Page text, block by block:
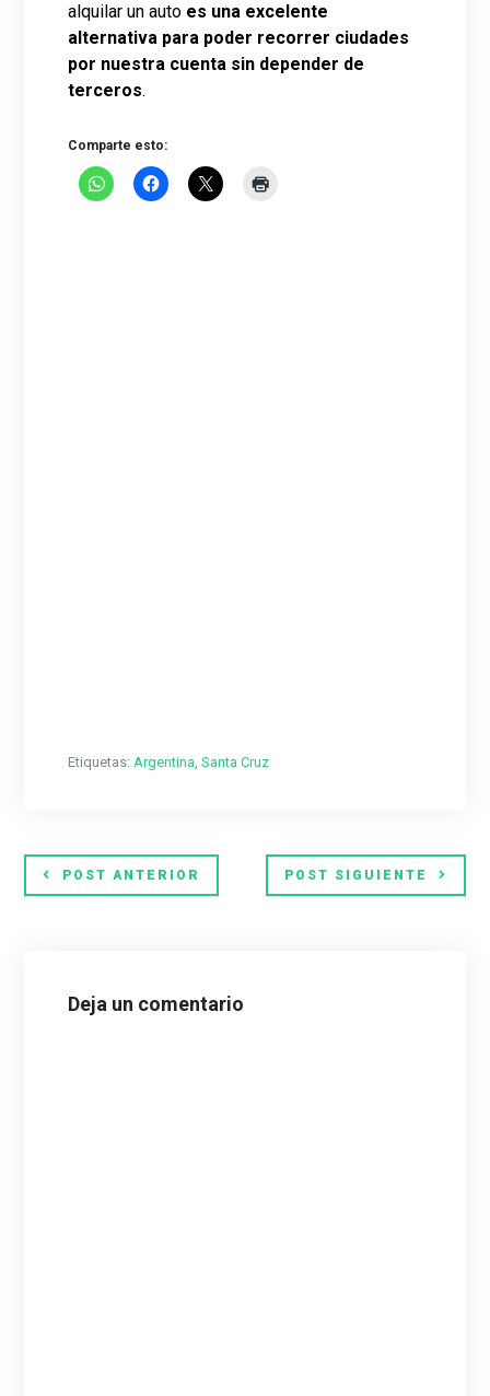
alquilar un auto es una excelente
alternativa para poder recorrer ciudades
por nuestra cuenta sin depender de
terceros.
Comparte esto:
Etiquetas:Argentina,Santa Cruz
POST ANTERIOR POST SIGUIENTE
Deja un comentario